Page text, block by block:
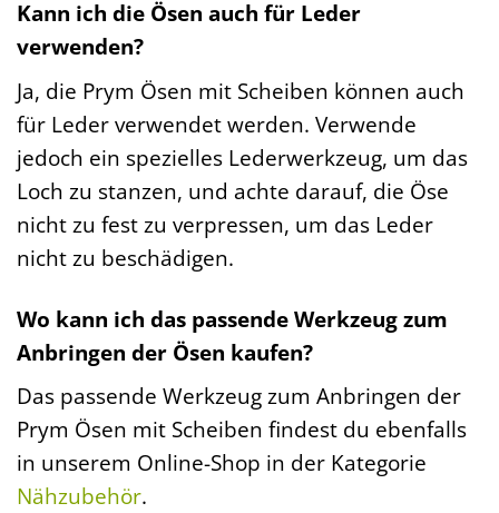
Kann ich die Ösen auch für Leder
verwenden?
Ja, die Prym Ösen mit Scheiben können auch
für Leder verwendet werden. Verwende
jedoch ein spezielles Lederwerkzeug, um das
Loch zu stanzen, und achte darauf, die Öse
nicht zu fest zu verpressen, um das Leder
nicht zu beschädigen.
Wo kann ich das passende Werkzeug zum
Anbringen der Ösen kaufen?
Das passende Werkzeug zum Anbringen der
Prym Ösen mit Scheiben findest du ebenfalls
in unserem Online-Shop in der Kategorie
Nähzubehör.